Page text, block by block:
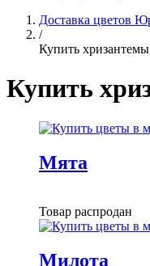
Доставка цветов
/
Купить
Купить
Мята
Товар распродан
Милота